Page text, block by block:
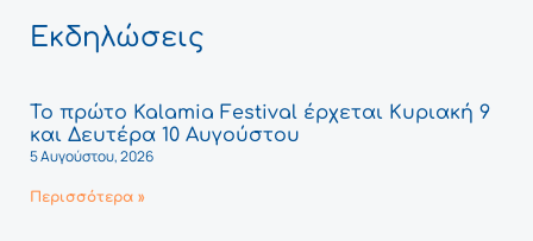
Εκδηλώσεις
Το πρώτο Kalamia Festival έρχεται Κυριακή 9
και Δευτέρα 10 Αυγούστου
5 Αυγούστου, 2026
Περισσότερα »